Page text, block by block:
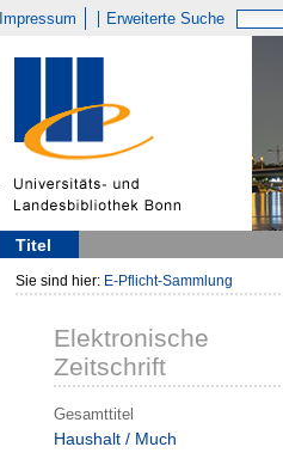
Impressum Erweiterte Suche
Titel
Sie sind hier: E-Pflicht-Sammlung
Elektronische
Zeitschrift
Gesamttitel
Haushalt / Much